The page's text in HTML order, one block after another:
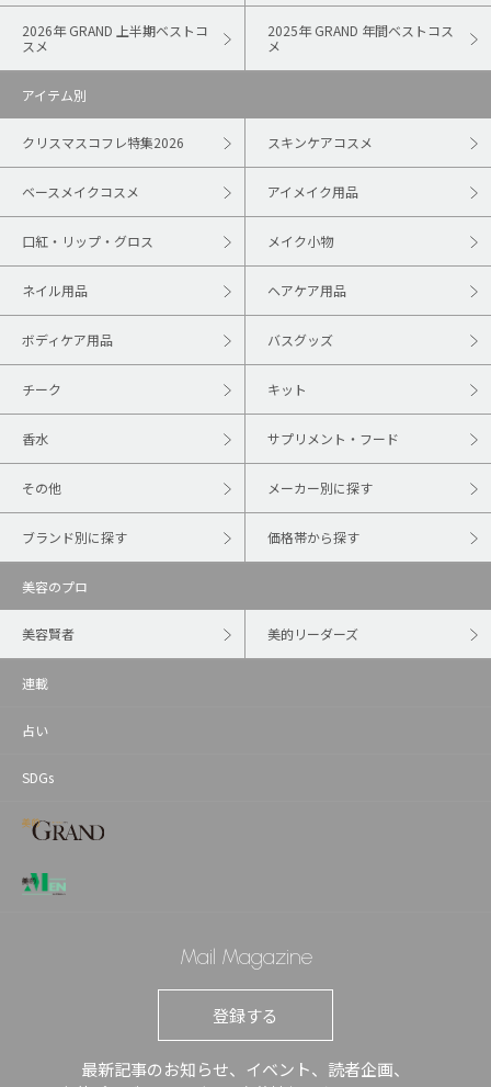
2026年 GRAND 上半期ベストコ
スメ
2025年 GRAND 年間ベストコス
メ
アイテム別
クリスマスコフレ特集2026 スキンケアコスメ
ベースメイクコスメ アイメイク用品
口紅・リップ・グロス メイク小物
ネイル用品 ヘアケア用品
ボディケア用品 バスグッズ
チーク キット
香水 サプリメント・フード
その他 メーカー別に探す
ブランド別に探す 価格帯から探す
美容のプロ
美容賢者 美的リーダーズ
連載
占い
SDGs
Mail Magazine
登録する
最新記事のお知らせ、イベント、読者企画、